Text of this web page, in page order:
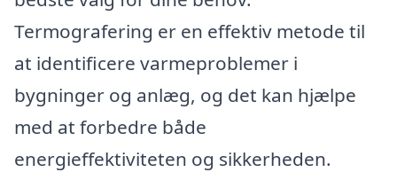
Termografering er en effektiv metode til
at identificere varmeproblemer i
bygninger og anlæg, og det kan hjælpe
med at forbedre både
energieffektiviteten og sikkerheden.